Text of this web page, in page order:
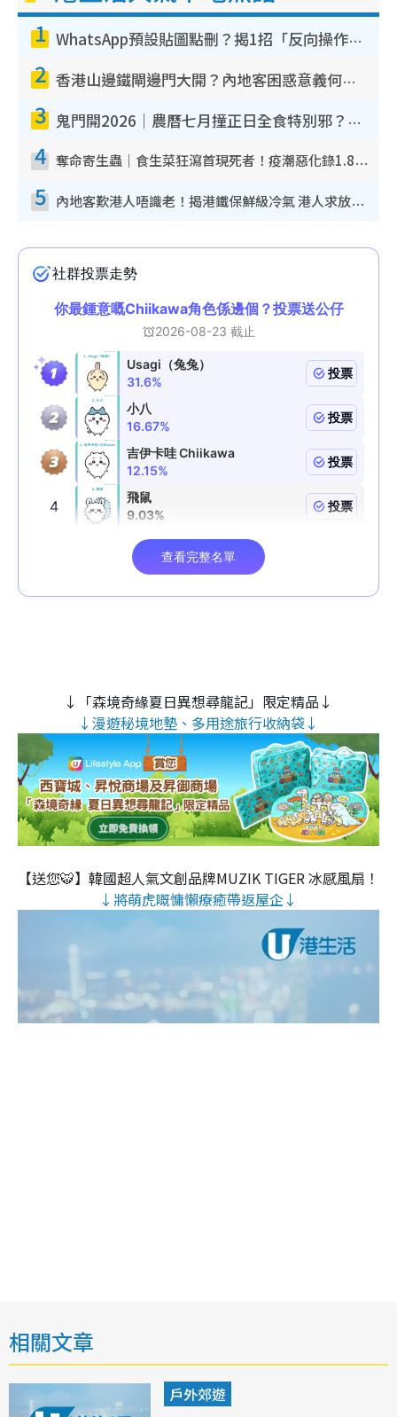
1 WhatsApp預設貼圖點刪？揭1招「反向操作」還原簡潔介面 附3步實測教學
2 香港山邊鐵閘邊門大開？內地客困惑意義何在！網民神回覆：呢種叫法理性防禦
3 鬼門開2026｜農曆七月撞正日全食特別邪？專家警告切忌做一事！揭4大禁忌+2招保平安
4 奪命寄生蟲｜食生菜狂瀉首現死者！疫潮惡化錄1.8萬宗病例 揭洗菜3大謬誤
5 內地客歎港人唔識老！揭港鐵保鮮級冷氣 港人求放過：咪投訴
↓「森境奇緣夏日異想尋龍記」限定精品↓
↓漫遊秘境地墊、多用途旅行收納袋↓
【送您🐯】韓國超人氣文創品牌MUZIK TIGER 冰感風扇！
↓將萌虎嘅慵懶療癒帶返屋企↓
相關文章
戶外郊遊